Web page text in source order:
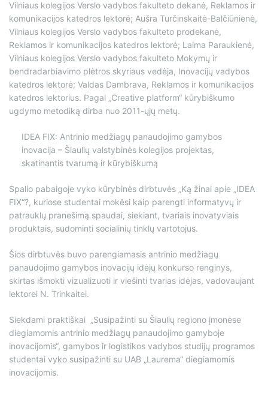
Vilniaus kolegijos Verslo vadybos fakulteto dekanė, Reklamos ir
komunikacijos katedros lektorė; Aušra Turčinskaitė-Balčiūnienė,
Vilniaus kolegijos Verslo vadybos fakulteto prodekanė,
Reklamos ir komunikacijos katedros lektorė; Laima Paraukienė,
Vilniaus kolegijos Verslo vadybos fakulteto Mokymų ir
bendradarbiavimo plėtros skyriaus vedėja, Inovacijų vadybos
katedros lektorė; Valdas Dambrava, Reklamos ir komunikacijos
katedros lektorius. Pagal „Creative platform“ kūrybiškumo
ugdymo metodiką dirba nuo 2011-ųjų metų.
IDEA FIX: Antrinio medžiagų panaudojimo gamybos
inovacija – Šiaulių valstybinės kolegijos projektas,
skatinantis tvarumą ir kūrybiškumą
Spalio pabaigoje vyko kūrybinės dirbtuvės „Ką žinai apie „IDEA
FIX“?, kuriose studentai mokėsi kaip parengti informatyvų ir
patrauklų pranešimą spaudai, siekiant, tvariais inovatyviais
produktais, sudominti socialinių tinklų vartotojus.
Šios dirbtuvės buvo parengiamasis antrinio medžiagų
panaudojimo gamybos inovacijų idėjų konkurso renginys,
skirtas išmokti vizualizuoti ir viešinti tvarias idėjas, vadovaujant
lektorei N. Trinkaitei.
Siekdami praktiškai „Susipažinti su Šiaulių regiono įmonėse
diegiamomis antrinio medžiagų panaudojimo gamyboje
inovacijomis“, gamybos ir logistikos vadybos studijų programos
studentai vyko susipažinti su UAB „Laurema“ diegiamomis
inovacijomis.